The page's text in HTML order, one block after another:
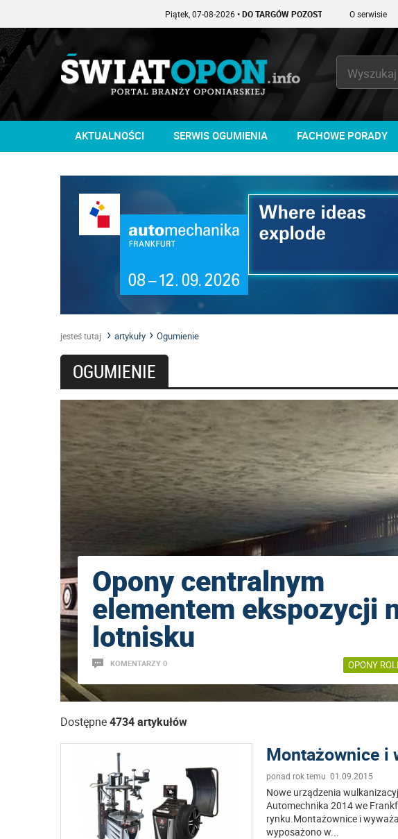
Piątek, 07-08-2026• DO TARGÓW POZOSTAŁO -1 DNI O serwisie
AKTUALNOŚCI SERWIS OGUMIENIA FACHOWE PORADY
jesteś tutaj artykuły Ogumienie
OGUMIENIE
Opony centralnym
elementem ekspozycji
lotnisku
KOMENTARZY 0 OPONY
Dostępne4734 artykułów
Montażownice i
ponad rok temu 01.09.2015
Nowe urządzenia
Automechnika 2014 we
rynku.Montażownice i
wyposażono w...